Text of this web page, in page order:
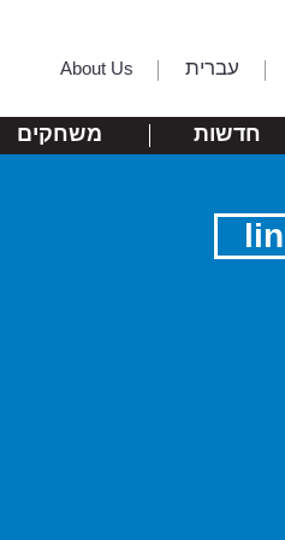
עברית About Us
חדשות משחקים